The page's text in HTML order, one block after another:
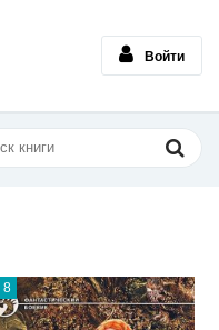
Войти
8